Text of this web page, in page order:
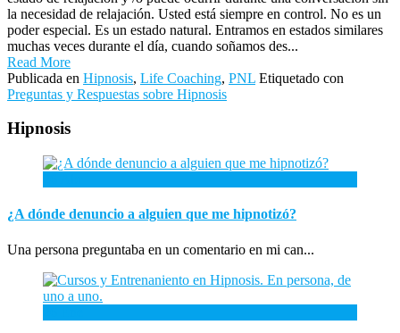
la necesidad de relajación. Usted está siempre en control. No es un
poder especial. Es un estado natural. Entramos en estados similares
muchas veces durante el día, cuando soñamos des...
Read More
Publicada en Hipnosis, Life Coaching, PNL Etiquetado con
Preguntas y Respuestas sobre Hipnosis
Hipnosis
¿A dónde denuncio a alguien que me hipnotizó?
Una persona preguntaba en un comentario en mi can...